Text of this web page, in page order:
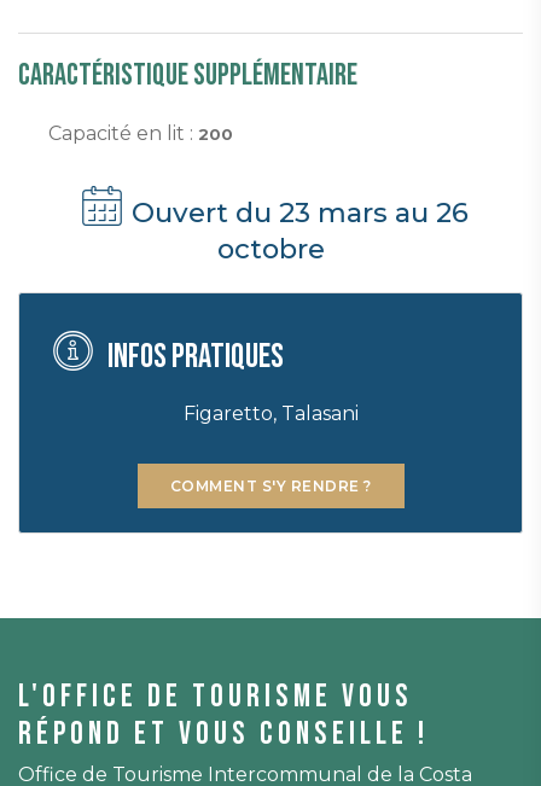
Caractéristique supplémentaire
Capacité en lit : 200
Ouvert du 23 mars au 26
octobre
Infos pratiques
Figaretto, Talasani
COMMENT S'Y RENDRE ?
L'office de tourisme vous
répond et vous conseille !
Office de Tourisme Intercommunal de la Costa